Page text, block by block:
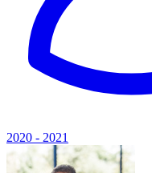
2020 - 2021